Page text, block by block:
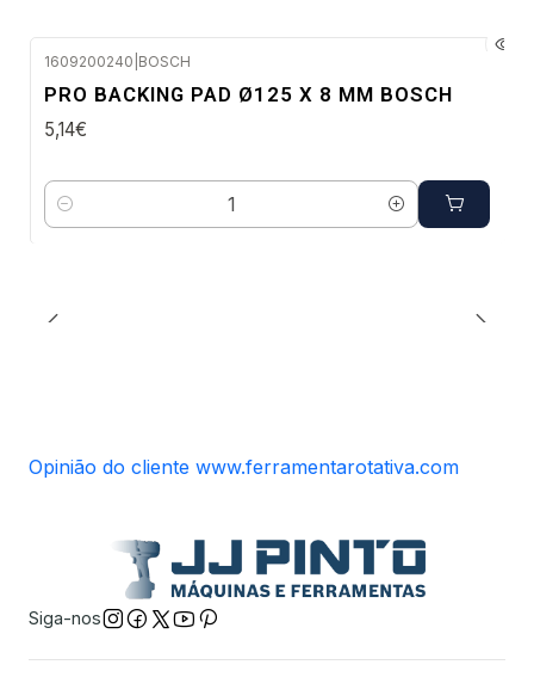
1609200240 BOSCH
PRO BACKING PAD Ø125 X 8 MM BOSCH
5,14€
Quantidade
Opinião do cliente www.ferramentarotativa.com
Siga-nos